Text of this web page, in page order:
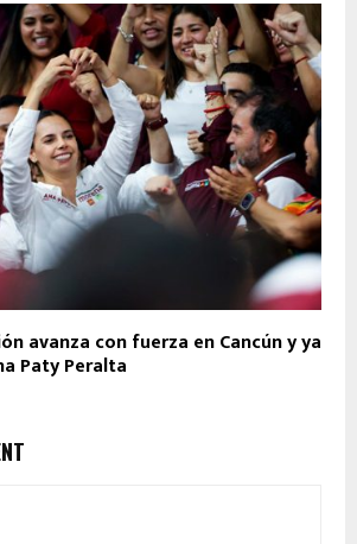
avanza con fuerza en Cancún y ya
Paty Peralta